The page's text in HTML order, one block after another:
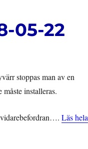
05-22
stoppas man av en
installeras.
Läs hela